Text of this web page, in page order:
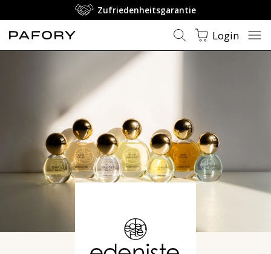
Zufriedenheitsgarantie
Login